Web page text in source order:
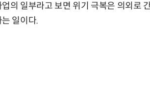
의 일부라고 보면 위기 극복은 의외로
일이다.